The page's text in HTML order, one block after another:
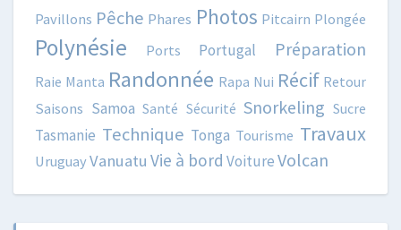
Pavillons Pêche Phares Photos Pitcairn Plongée
Polynésie Ports Portugal Préparation
Raie Manta Randonnée Rapa Nui Récif Retour
Saisons Samoa Santé Sécurité Snorkeling Sucre
Tasmanie Technique Tonga Tourisme Travaux
UruguayVanuatu Vie à bord VoitureVolcan